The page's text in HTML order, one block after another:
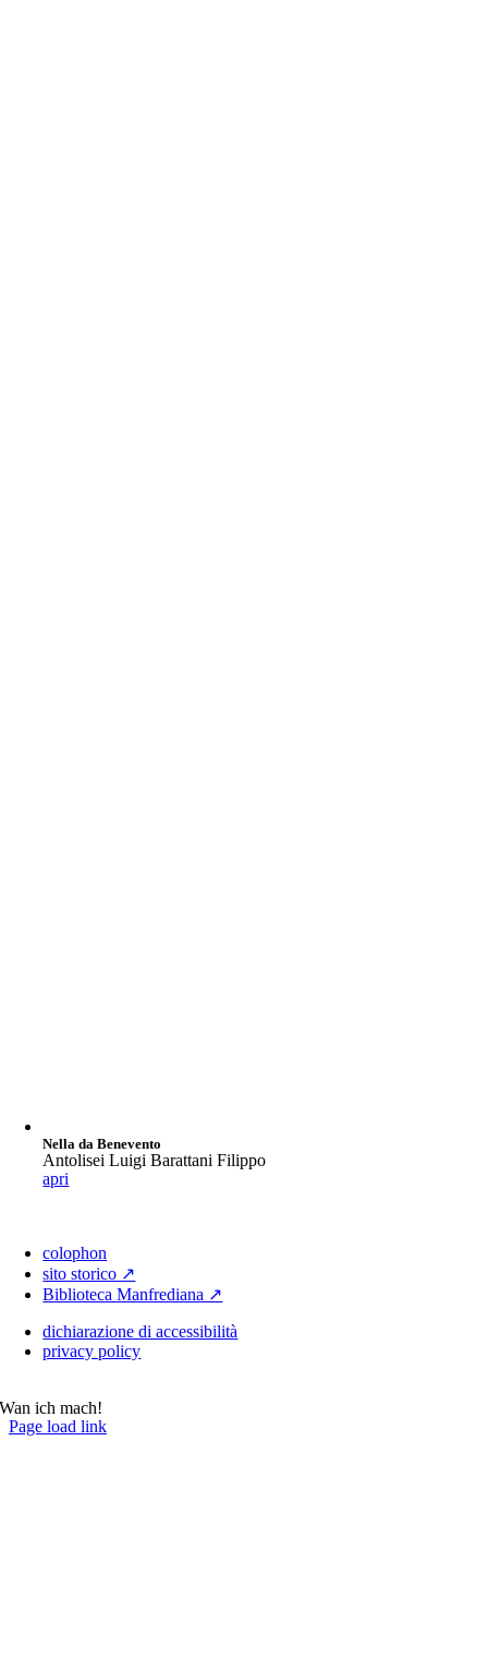
Nella da Benevento
Antolisei Luigi Barattani Filippo
apri
colophon
sito storico ↗
Biblioteca Manfrediana ↗
dichiarazione di accessibilità
privacy policy
Wan ich mach!
Page load link